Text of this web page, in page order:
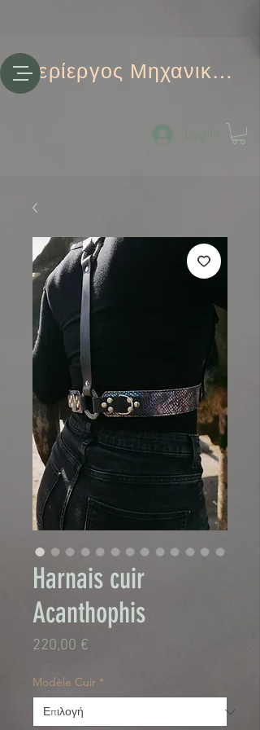
Περίεργος Μηχανικός
Log-in
Harnais cuir
Acanthophis
220,00 €
Modèle Cuir *